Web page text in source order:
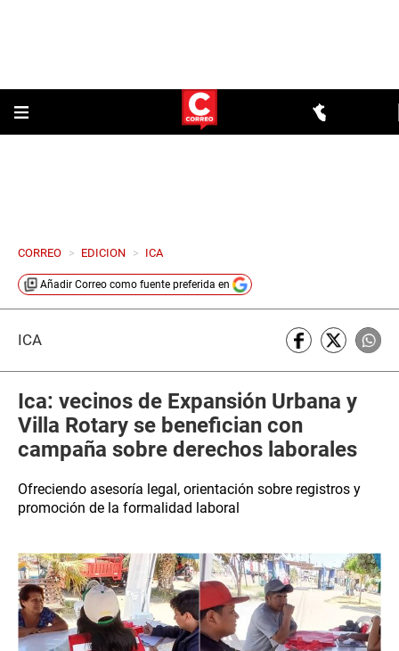
CORREO > EDICION > ICA
Añadir Correo como fuente preferida en
ICA
Ica: vecinos de Expansión Urbana y
Villa Rotary se benefician con
campaña sobre derechos laborales
Ofreciendo asesoría legal, orientación sobre registros y
promoción de la formalidad laboral